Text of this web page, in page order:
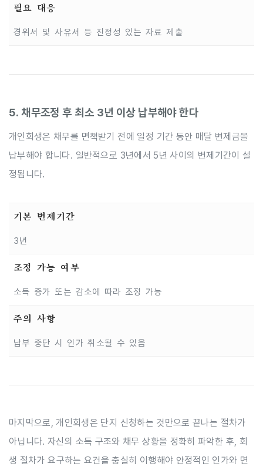
필요 대응
경위서 및 사유서 등 진정성 있는 자료 제출
5. 채무조정 후 최소 3년 이상 납부해야 한다
개인회생은 채무를 면책받기 전에 일정 기간 동안 매달 변제금을
납부해야 합니다. 일반적으로 3년에서 5년 사이의 변제기간이 설
정됩니다.
기본 변제기간
3년
조정 가능 여부
소득 증가 또는 감소에 따라 조정 가능
주의 사항
납부 중단 시 인가 취소될 수 있음
마지막으로, 개인회생은 단지 신청하는 것만으로 끝나는 절차가
아닙니다. 자신의 소득 구조와 채무 상황을 정확히 파악한 후, 회
생 절차가 요구하는 요건을 충실히 이행해야 안정적인 인가와 면